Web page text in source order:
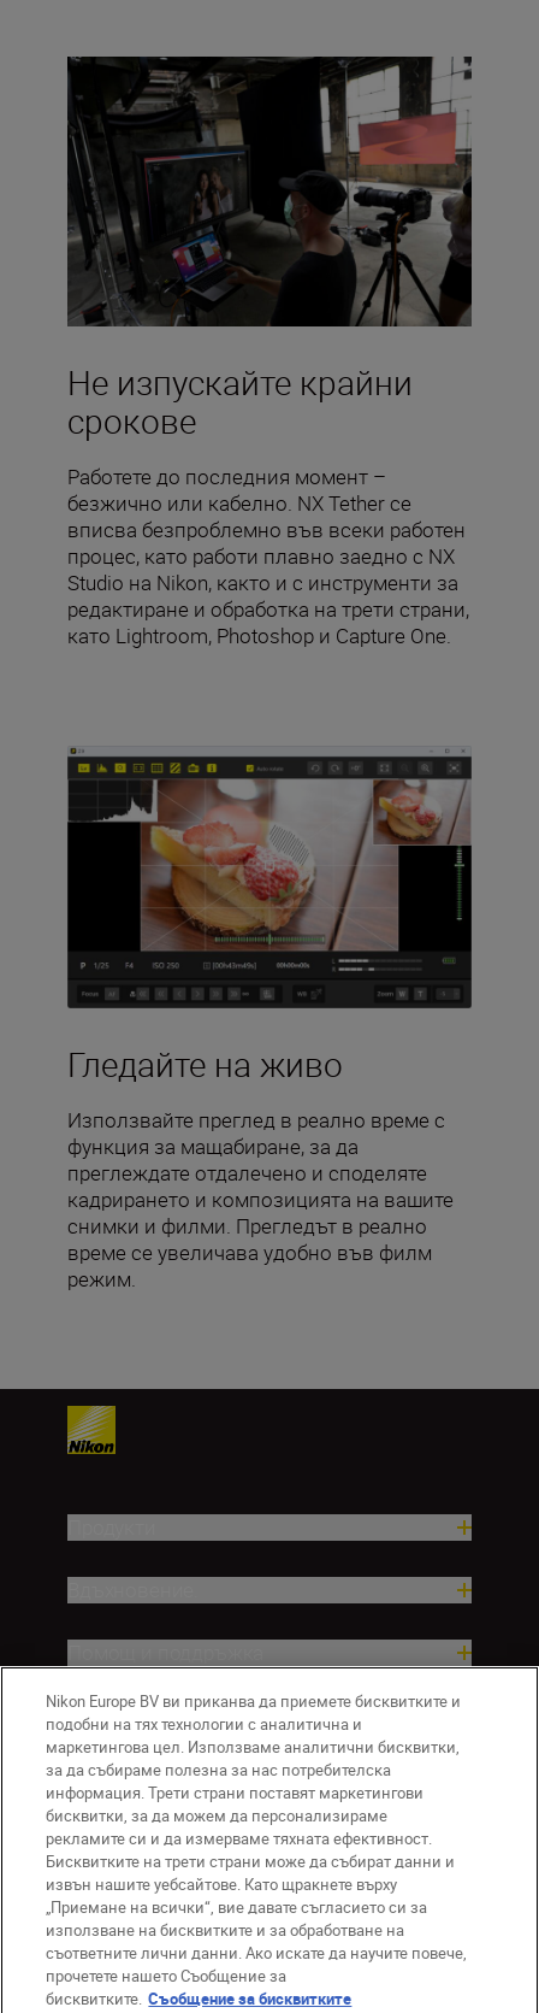
Не изпускайте крайни
срокове
Работете до последния момент –
безжично или кабелно. NX Tether се
вписва безпроблемно във всеки работен
процес, като работи плавно заедно с NX
Studio на Nikon, както и с инструменти за
редактиране и обработка на трети страни,
като Lightroom, Photoshop и Capture One.
Гледайте на живо
Използвайте преглед в реално време с
функция за мащабиране, за да
преглеждате отдалечено и споделяте
кадрирането и композицията на вашите
снимки и филми. Прегледът в реално
време се увеличава удобно във филм
режим.
Компания
BG Nikon Sites
Връзка с нас
Съобщение за поверителност
Nikon Europe BV ви приканва да приемете бисквитките и
подобни на тях технологии с аналитична и
маркетингова цел. Използваме аналитични бисквитки,
за да събираме полезна за нас потребителска
информация. Трети страни поставят маркетингови
бисквитки, за да можем да персонализираме
рекламите си и да измерваме тяхната ефективност.
Бисквитките на трети страни може да събират данни и
извън нашите уебсайтове. Като щракнете върху
„Приемане на всички“, вие давате съгласието си за
използване на бисквитките и за обработване на
съответните лични данни. Ако искате да научите повече,
прочетете нашето Съобщение за
бисквитките. Съобщение за бисквитките